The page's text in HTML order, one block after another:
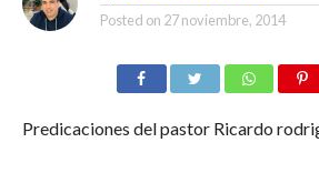
Posted on 27 noviembre, 2014
Predicaciones del pastor Ricardo